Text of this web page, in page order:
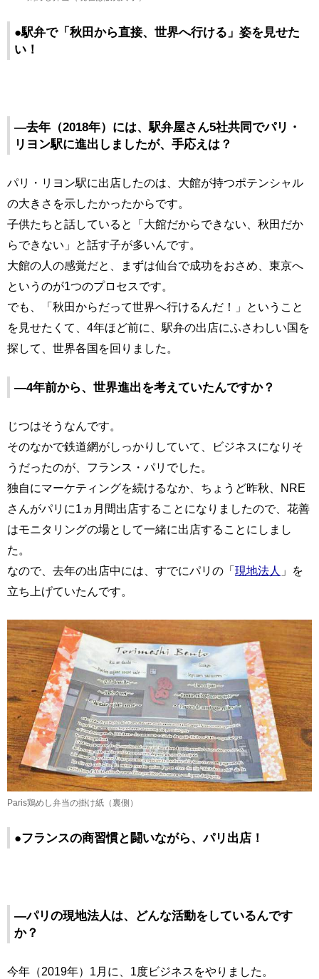
●駅弁で「秋田から直接、世界へ行ける」姿を見せた
い！
―去年（2018年）には、駅弁屋さん5社共同でパリ・
リヨン駅に進出しましたが、手応えは？
パリ・リヨン駅に出店したのは、大館が持つポテンシャル
の大きさを示したかったからです。
子供たちと話していると「大館だからできない、秋田だか
らできない」と話す子が多いんです。
大館の人の感覚だと、まずは仙台で成功をおさめ、東京へ
というのが1つのプロセスです。
でも、「秋田からだって世界へ行けるんだ！」ということ
を見せたくて、4年ほど前に、駅弁の出店にふさわしい国を
探して、世界各国を回りました。
―4年前から、世界進出を考えていたんですか？
じつはそうなんです。
そのなかで鉄道網がしっかりしていて、ビジネスになりそ
うだったのが、フランス・パリでした。
独自にマーケティングを続けるなか、ちょうど昨秋、NRE
さんがパリに1ヵ月間出店することになりましたので、花善
はモニタリングの場として一緒に出店することにしまし
た。
なので、去年の出店中には、すでにパリの「 現地法人 」を
立ち上げていたんです。
Paris鶏めし弁当の掛け紙（裏側）
●フランスの商習慣と闘いながら、パリ出店！
―パリの現地法人は、どんな活動をしているんです
か？
今年（2019年）1月に、1度ビジネスをやりました。